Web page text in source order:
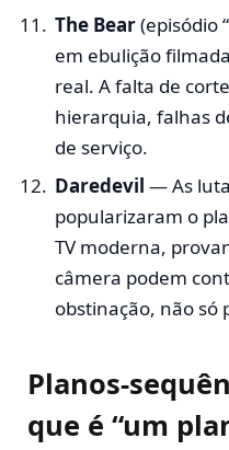
The Bear(episódio
em ebulição
real. A falta de
hierarquia, falhas
de serviço.
Daredevil — As
popularizaram o
TV moderna,
câmera podem
obstinação, não só
Planos-
que é “um